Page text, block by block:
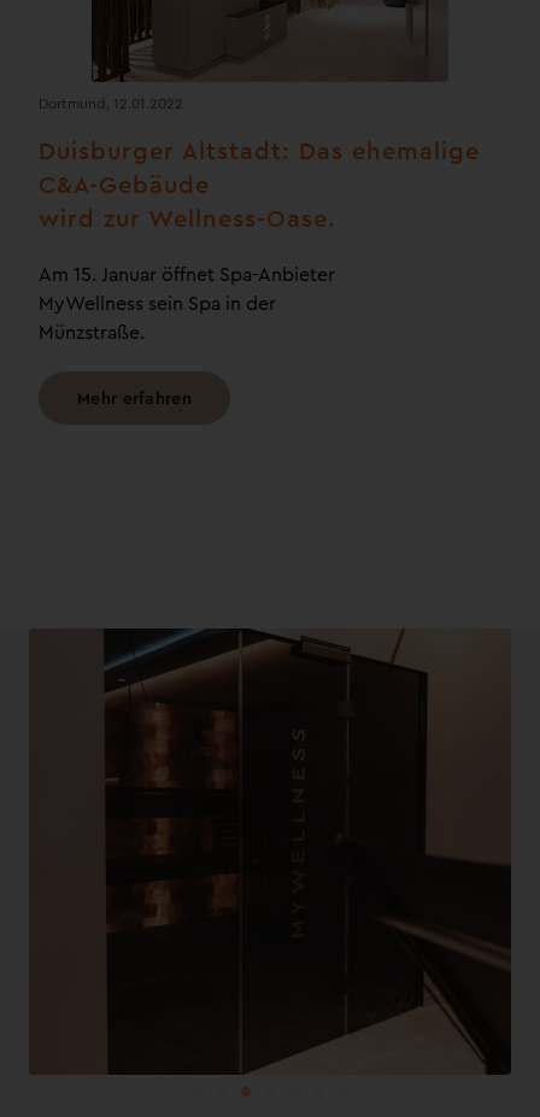
Dortmund, 12.01.2022
Duisburger Altstadt: Das ehemalige
C&A-Gebäude
wird zur Wellness-Oase.
Am 15. Januar öffnet Spa-Anbieter
MyWellness sein Spa in der
Münzstraße.
Mehr erfahren